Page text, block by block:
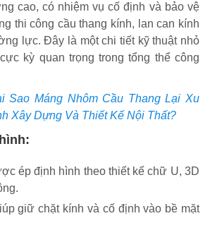
cao, có nhiệm vụ cố định và bảo vệ
thi công cầu thang kính, lan can kính
lực. Đây là một chi tiết kỹ thuật nhỏ
kỳ quan trọng trong tổng thể công
Sao Máng Nhôm Cầu Thang Lại Xu
Xây Dựng Và Thiết Kế Nội Thất?
ép định hình theo thiết kế chữ U, 3D
giữ chặt kính và cố định vào bề mặt